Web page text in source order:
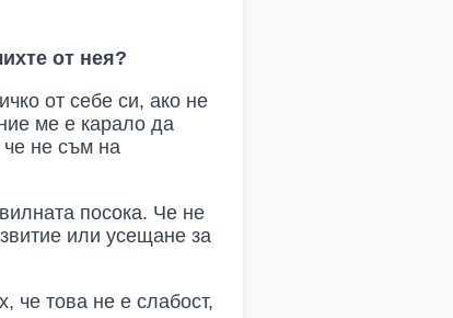
от нея?
от себе си, ако не
ме е карало да
че не съм на
посока. Че не
или усещане за
че това не е слабост,